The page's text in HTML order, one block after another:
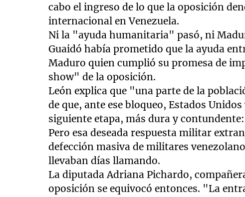
cabo el ingreso de lo que la oposición
internacional en Venezuela.
Ni la "ayuda humanitaria" pasó, ni
Guaidó había prometido que la ayuda
Maduro quien cumplió su promesa de
show" de la oposición.
León explica que "una parte de la
de que, ante ese bloqueo, Estados
siguiente etapa, más dura y
Pero esa deseada respuesta militar
defección masiva de militares
llevaban días llamando.
La diputada Adriana Pichardo,
oposición se equivocó entonces. "La